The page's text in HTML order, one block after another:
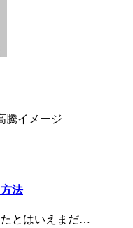
法
とはいえまだ…